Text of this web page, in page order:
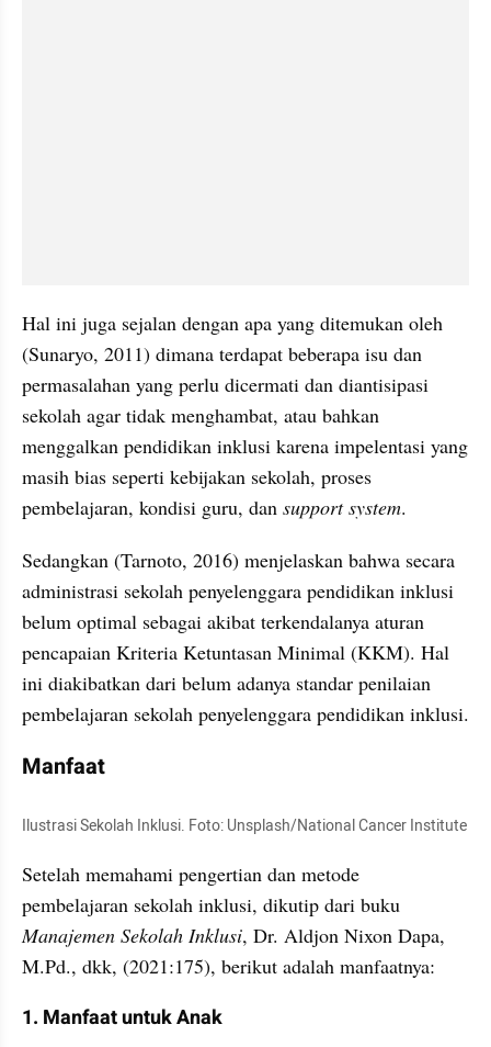
Hal ini juga sejalan dengan apa yang ditemukan oleh
(Sunaryo, 2011) dimana terdapat beberapa isu dan
permasalahan yang perlu dicermati dan diantisipasi
sekolah agar tidak menghambat, atau bahkan
menggalkan pendidikan inklusi karena impelentasi yang
masih bias seperti kebijakan sekolah, proses
pembelajaran, kondisi guru, dan support system.
Sedangkan (Tarnoto, 2016) menjelaskan bahwa secara
administrasi sekolah penyelenggara pendidikan inklusi
belum optimal sebagai akibat terkendalanya aturan
pencapaian Kriteria Ketuntasan Minimal (KKM). Hal
ini diakibatkan dari belum adanya standar penilaian
pembelajaran sekolah penyelenggara pendidikan inklusi.
Manfaat
Ilustrasi Sekolah Inklusi. Foto: Unsplash/National Cancer Institute
Setelah memahami pengertian dan metode
Manajemen Sekolah Inklusi, Dr. Aldjon Nixon Dapa,
M.Pd., dkk, (2021:175), berikut adalah manfaatnya:
1. Manfaat untuk Anak